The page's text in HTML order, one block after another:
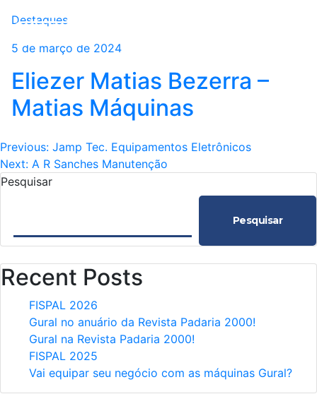
Destaques
5 de março de 2024
Eliezer Matias Bezerra –
Matias Máquinas
Navegação
de
Previous: Jamp Tec. Equipamentos Eletrônicos
Next: A R Sanches Manutenção
Pesquisar
Pesquisar
Recent Posts
FISPAL 2026
Gural no anuário da Revista Padaria 2000!
Gural na Revista Padaria 2000!
FISPAL 2025
Vai equipar seu negócio com as máquinas Gural?